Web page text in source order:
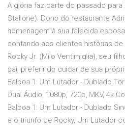
A glória faz parte do passado para
Stallone). Dono do restaurante
homenagem à sua falecida
contando aos clientes histórias
Rocky Jr. (Milo Ventimiglia), seu
pai, preferindo cuidar de sua
Balboa 1: Um Lutador - Dublado
Dual Áudio, 1080p, 720p, MKV, 4k
Balboa 1: Um Lutador - Dublado
e o triunfo de Rocky, Um Lutador